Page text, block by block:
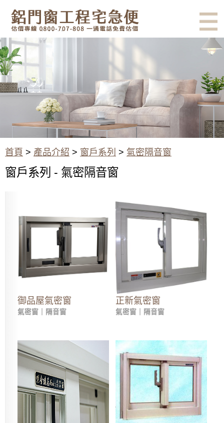
有鋁門窗的結露、隔熱、隔音問
題？找我們就對了！估價專線
0800-707-808
氣密隔音窗 - 窗戶系列 - 產品介
紹 - 鋁門窗工程宅急便
首頁 > 產品介紹 > 窗戶系列 > 氣密隔音窗
窗戶系列 - 氣密隔音窗
御品屋氣密窗
氣密窗｜隔音窗
正新氣密窗
氣密窗｜隔音窗